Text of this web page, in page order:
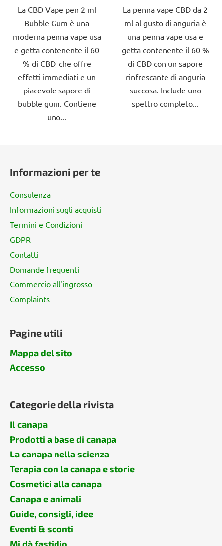
su
5
stelle.
La CBD Vape pen 2 ml
Bubble Gum è una
moderna penna vape usa
e getta contenente il 60
% di CBD, che offre
effetti immediati e un
piacevole sapore di
bubble gum. Contiene
uno...
su
5
stelle.
La penna vape CBD da 2
ml al gusto di anguria è
una penna vape usa e
getta contenente il 60 %
di CBD con un sapore
rinfrescante di anguria
succosa. Include uno
spettro completo...
Informazioni per te
Consulenza
Informazioni sugli acquisti
Termini e Condizioni
GDPR
Contatti
Domande frequenti
Commercio all'ingrosso
Complaints
Pagine utili
Mappa del sito
Accesso
Categorie della rivista
Il canapa
Prodotti a base di canapa
La canapa nella scienza
Terapia con la canapa e storie
Cosmetici alla canapa
Canapa e animali
Guide, consigli, idee
Eventi & sconti
Mi dà fastidio